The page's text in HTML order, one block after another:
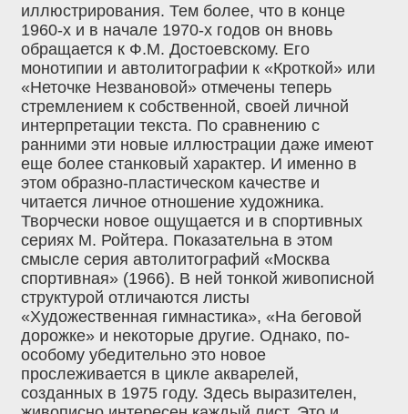
иллюстрирования. Тем более, что в конце
1960-х и в начале 1970-х годов он вновь
обращается к Ф.М. Достоевскому. Его
монотипии и автолитографии к «Кроткой» или
«Неточке Незвановой» отмечены теперь
стремлением к собственной, своей личной
интерпретации текста. По сравнению с
ранними эти новые иллюстрации даже имеют
еще более станковый характер. И именно в
этом образно-пластическом качестве и
читается личное отношение художника.
Творчески новое ощущается и в спортивных
сериях М. Ройтера. Показательна в этом
смысле серия автолитографий «Москва
спортивная» (1966). В ней тонкой живописной
структурой отличаются листы
«Художественная гимнастика», «На беговой
дорожке» и некоторые другие. Однако, по-
особому убедительно это новое
прослеживается в цикле акварелей,
созданных в 1975 году. Здесь выразителен,